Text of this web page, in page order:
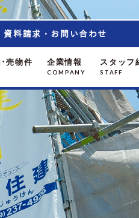
資料請求・お問い合わせ
売物件 企業情報
COMPANY
スタッフ
STAFF